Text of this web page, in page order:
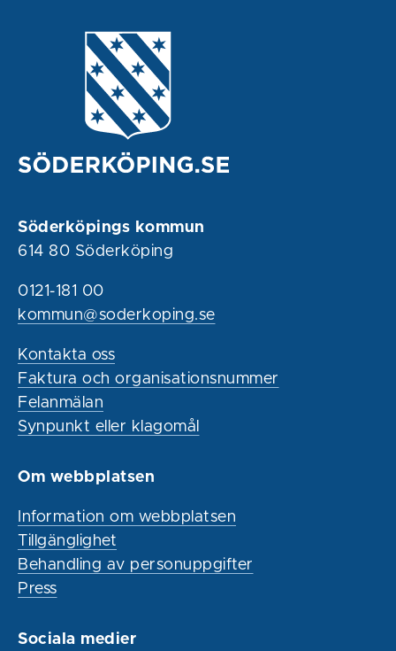
Söderköpings kommun
614 80 Söderköping
0121-181 00
kommun@soderkoping.se
Kontakta oss
Faktura och organisationsnummer
Felanmälan
Synpunkt eller klagomål
Om webbplatsen
Information om webbplatsen
Tillgänglighet
Behandling av personuppgifter
Press
Sociala medier